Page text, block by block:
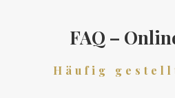
FAQ –
Häufig